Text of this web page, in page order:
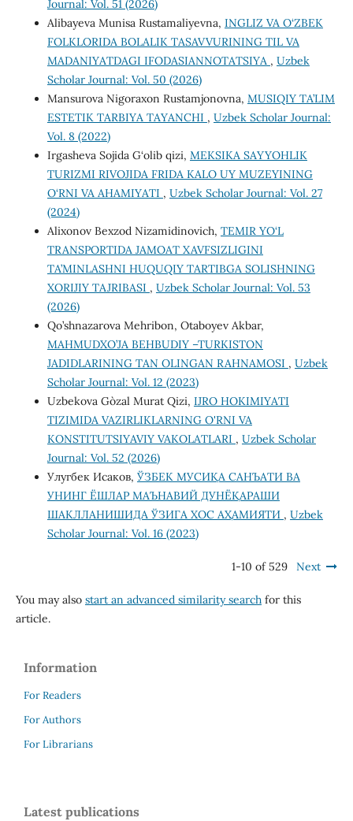
Journal: Vol. 51 (2026)
Alibayeva Munisa Rustamaliyevna, INGLIZ VA O‘ZBEK
FOLKLORIDA BOLALIK TASAVVURINING TIL VA
MADANIYATDAGI IFODASIANNOTATSIYA , Uzbek
Scholar Journal: Vol. 50 (2026)
Mansurova Nigoraxon Rustamjonovna, MUSIQIY TA’LIM
ESTETIK TARBIYA TAYANCHI , Uzbek Scholar Journal:
Vol. 8 (2022)
Irgasheva Sojida G‘olib qizi, MEKSIKA SAYYOHLIK
TURIZMI RIVOJIDA FRIDA KALO UY MUZEYINING
O‘RNI VA AHAMIYATI , Uzbek Scholar Journal: Vol. 27
(2024)
Alixonov Bexzod Nizamidinovich, TEMIR YO‘L
TRANSPORTIDA JAMOAT XAVFSIZLIGINI
TA’MINLASHNI HUQUQIY TARTIBGA SOLISHNING
XORIJIY TAJRIBASI , Uzbek Scholar Journal: Vol. 53
(2026)
Qo’shnazarova Mehribon, Otaboyev Akbar,
MAHMUDXO’JA BEHBUDIY –TURKISTON
JADIDLARINING TAN OLINGAN RAHNAMOSI , Uzbek
Scholar Journal: Vol. 12 (2023)
Uzbekova Go`zal Murat Qizi, IJRO HOKIMIYATI
TIZIMIDA VAZIRLIKLARNING O'RNI VA
KONSTITUTSIYAVIY VAKOLATLARI , Uzbek Scholar
Journal: Vol. 52 (2026)
Улугбек Исаков, ЎЗБЕК МУСИҚА САНЪАТИ ВА
УНИНГ ЁШЛАР МАЪНАВИЙ ДУНЁҚАРАШИ
ШАКЛЛАНИШИДА ЎЗИГА ХОС АҲАМИЯТИ , Uzbek
Scholar Journal: Vol. 16 (2023)
1-10 of 529 Next
You may also start an advanced similarity searchfor this
article.
Information
For Readers
For Authors
For Librarians
Latest publications